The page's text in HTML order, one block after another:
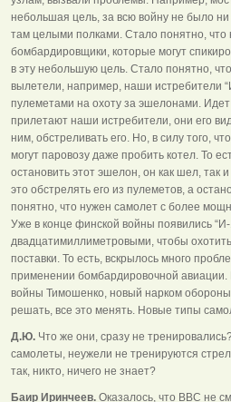
небольшая цель, за всю войну не было
там целыми полками. Стало понятно,
бомбардировщики, которые могут
в эту небольшую цель. Стало понятно,
вылетели, например, наши истребители
пулеметами на охоту за эшелонами.
прилетают наши истребители, они его
ним, обстреливать его. Но, в силу того,
могут паровозу даже пробить котел. То
остановить этот эшелон, он как шел, так
это обстрелять его из пулеметов, а
понятно, что нужен самолет с более
Уже в конце финской войны появились
двадцатимиллиметровыми, чтобы
поставки. То есть, вскрылось много
применении бомбардировочной авиации.
войны Тимошенко, новый нарком
решать, все это менять. Новые типы
Д.Ю. Что же они, сразу не
самолеты, неужели не тренируются
так, никто, ничего не знает?
Баир Иринчеев. Оказалось, что ВВС не